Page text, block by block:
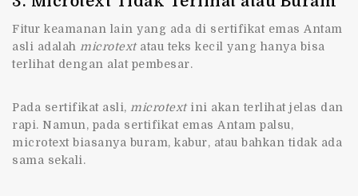
Fitur keamanan lain yang ada di sertifikat emas Antam
asli adalah microtextatau teks kecil yang hanya bisa
terlihat dengan alat pembesar.
Pada sertifikat asli, microtextini akan terlihat jelas dan
rapi. Namun, pada sertifikat emas Antam palsu,
microtext biasanya buram, kabur, atau bahkan tidak ada
sama sekali.